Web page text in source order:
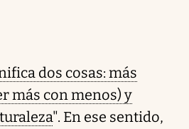
dos cosas: más
más con menos) y
". En ese sentido,